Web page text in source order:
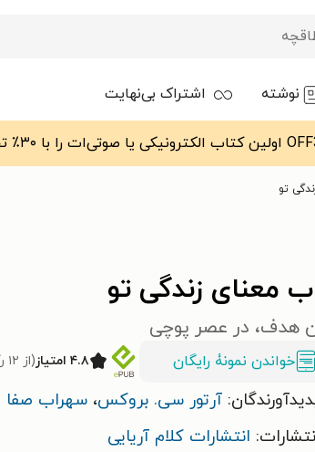
نوشته اشتراک بی‌نهایت
تو
معنای زندگی تو
هدف، در عصر پوچی
خواندن نمونۀ رایگان ۴.۸ امتیاز (از ۱۲ رأی)
آرتور سی. بروکس، سهراب صفا
انتشارات کلام آریایی